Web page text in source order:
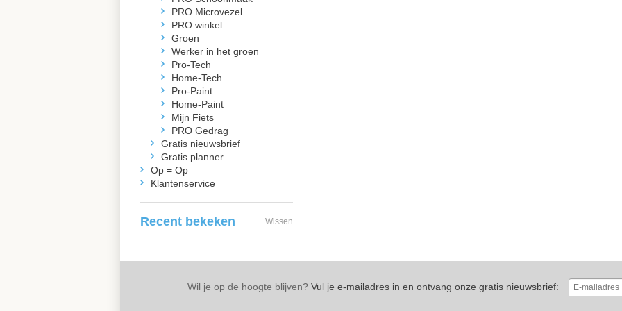
PRO Microvezel
PRO winkel
Groen
Werker in het groen
Pro-Tech
Home-Tech
Pro-Paint
Home-Paint
Mijn Fiets
PRO Gedrag
Gratis nieuwsbrief
Gratis planner
Op = Op
Klantenservice
Recent bekeken Wissen
Wil je op de hoogte blijven? Vul je e-mailadres in en ontvang onze gratis nieuwsbrief: